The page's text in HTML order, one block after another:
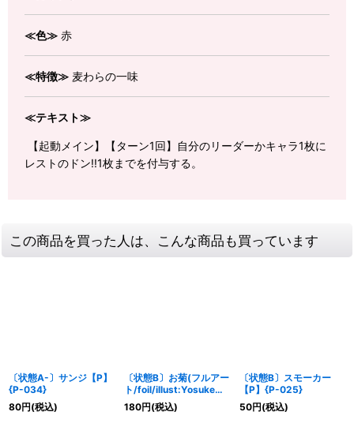
≪色≫ 赤
≪特徴≫ 麦わらの一味
≪テキスト≫
【起動メイン】【ターン1回】自分のリーダーかキャラ1枚に
レストのドン!!1枚までを付与する。
この商品を買った人は、こんな商品も買っています
〔状態A-〕サンジ【P】
{P-034}
80円(税込)
〔状態B〕お菊(フルアー
ト/foil/illust:Yosuke
Adachi)【R】{OP01-
035}
180円(税込)
〔状態B〕スモーカー
【P】{P-025}
50円(税込)